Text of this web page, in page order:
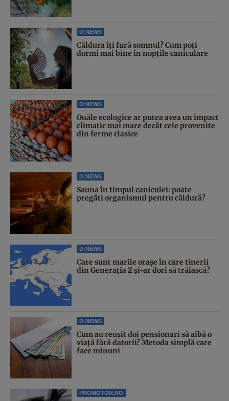
D:NEWS
Căldura îți fură somnul? Cum poți
dormi mai bine în nopțile caniculare
D:NEWS
Ouăle ecologice ar putea avea un impact
climatic mai mare decât cele provenite
din ferme clasice
D:NEWS
Sauna în timpul caniculei: poate
pregăti organismul pentru căldură?
D:NEWS
Care sunt marile orașe în care tinerii
din Generația Z și-ar dori să trăiască?
D:NEWS
Cum au reușit doi pensionari să aibă o
viață fără datorii? Metoda simplă care
face minuni
PROMOTOR.RO